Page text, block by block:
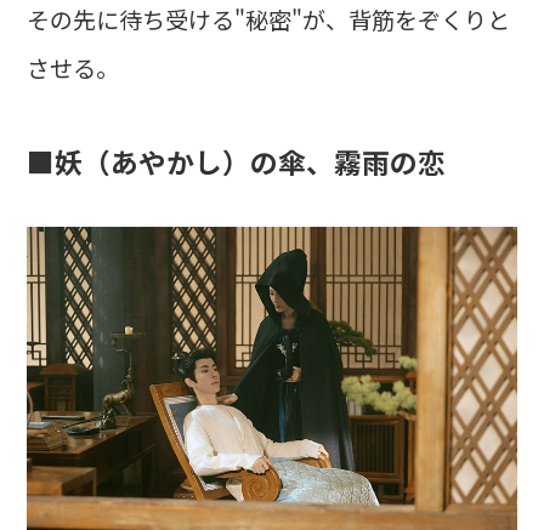
その先に待ち受ける"秘密"が、背筋をぞくりと
させる。
■妖（あやかし）の傘、霧雨の恋